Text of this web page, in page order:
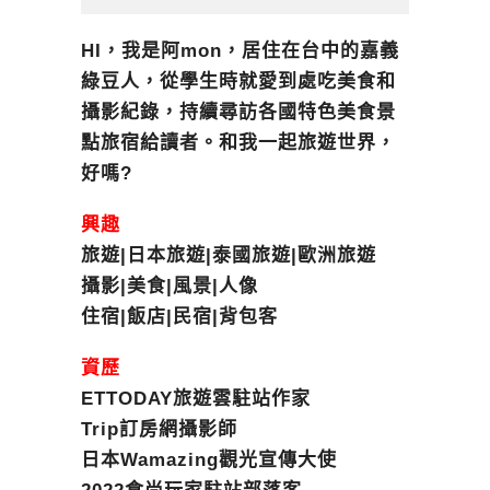
HI，我是阿mon，居住在台中的嘉義
綠豆人，從學生時就愛到處吃美食和
攝影紀錄，持續尋訪各國特色美食景
點旅宿給讀者。和我一起旅遊世界，
好嗎?
興趣
旅遊|日本旅遊|泰國旅遊|歐洲旅遊
攝影|美食|風景|人像
住宿|飯店|民宿|背包客
資歷
ETTODAY旅遊雲駐站作家
Trip訂房網攝影師
日本Wamazing觀光宣傳大使